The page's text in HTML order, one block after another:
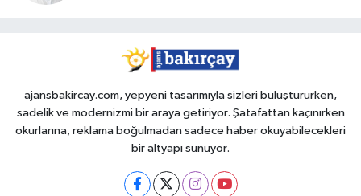
ajansbakircay.com, yepyeni tasarımıyla sizleri buluştururken,
sadelik ve modernizmi bir araya getiriyor. Şatafattan kaçınırken
okurlarına, reklama boğulmadan sadece haber okuyabilecekleri
bir altyapı sunuyor.